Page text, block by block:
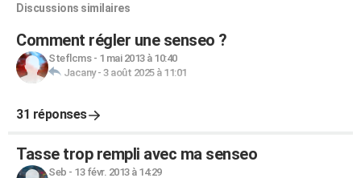
Discussions similaires
Comment régler une senseo ?
Steflcms- 1 mai 2013 à 10:40
Jacany- 3 août 2025 à 11:01
31 réponses
Tasse trop rempli avec ma senseo
Seb - 13 févr. 2013 à 14:29